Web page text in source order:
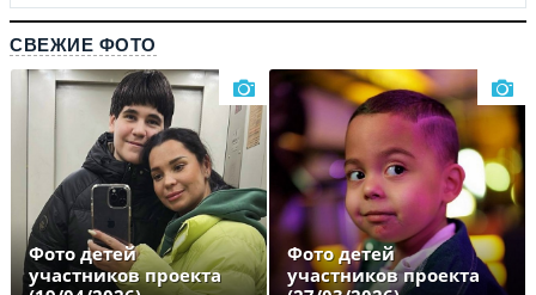
СВЕЖИЕ ФОТО
Фото детей
участников проекта
Фото детей
участников проекта